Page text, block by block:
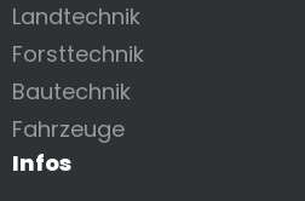
Landtechnik
Forsttechnik
Bautechnik
Fahrzeuge
Infos